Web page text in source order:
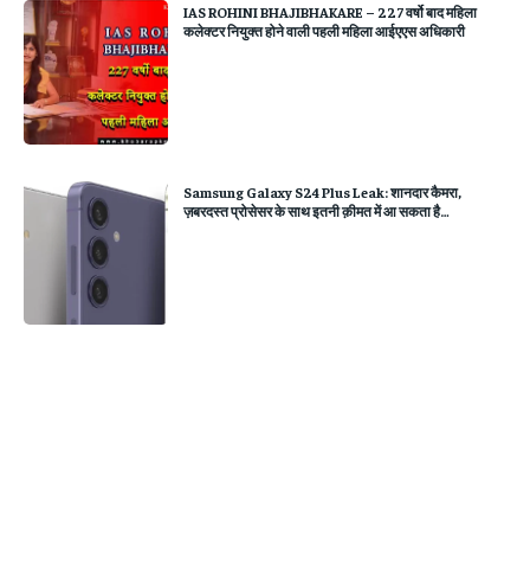
IAS ROHINI BHAJIBHAKARE – 227 वर्षो बाद महिला
कलेक्टर नियुक्त होने वाली पहली महिला आईएएस अधिकारी
Samsung Galaxy S24 Plus Leak: शानदार कैमरा,
ज़बरदस्त प्रोसेसर के साथ इतनी क़ीमत में आ सकता है…